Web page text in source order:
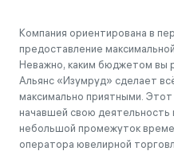
Компания ориентирована в
предоставление
Неважно, каким бюджетом вы
Альянс «Изумруд» сделает
максимально приятными. Этот
начавшей свою деятельность
небольшой промежуток
оператора ювелирной